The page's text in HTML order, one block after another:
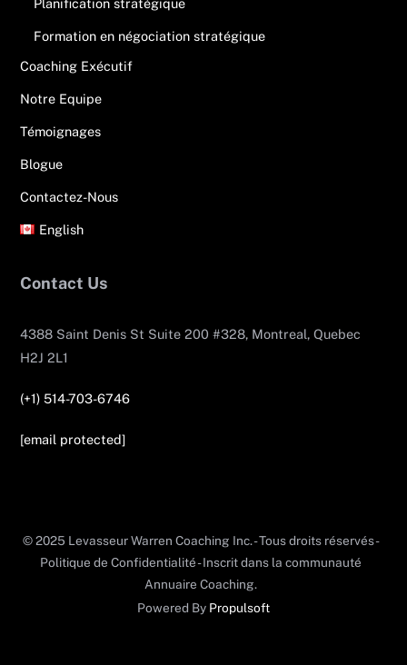
Planification stratégique
Formation en négociation stratégique
Coaching Exécutif
Notre Equipe
Témoignages
Blogue
Contactez-Nous
English
Contact Us
4388 Saint Denis St Suite 200 #328, Montreal, Quebec
H2J 2L1
(+1) 514-703-6746
[email protected]
© 2025 Levasseur Warren Coaching Inc. - Tous droits réservés -
Politique de Confidentialité - Inscrit dans la communauté
Annuaire Coaching.
Powered By Propulsoft